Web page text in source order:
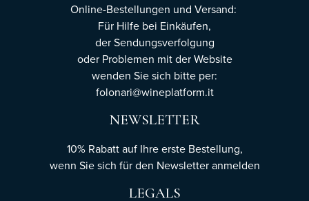
Online-Bestellungen und Versand:
Für Hilfe bei Einkäufen,
der Sendungsverfolgung
oder Problemen mit der Website
wenden Sie sich bitte per:
folonari@wineplatform.it
NEWSLETTER
10% Rabatt auf Ihre erste Bestellung,
wenn Sie sich für den Newsletteranmelden
LEGALS